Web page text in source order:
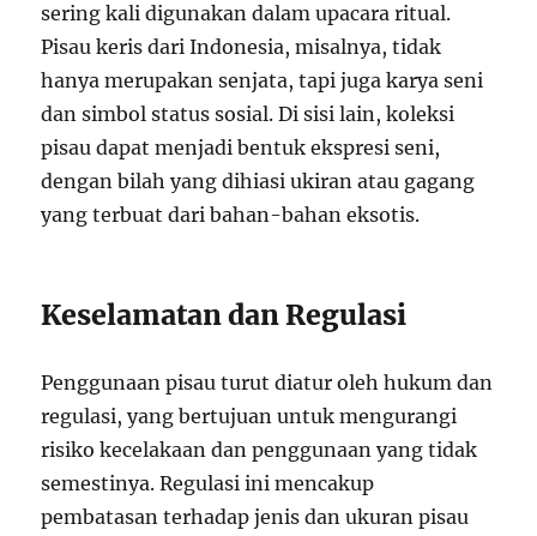
sering kali digunakan dalam upacara ritual.
Pisau keris dari Indonesia, misalnya, tidak
hanya merupakan senjata, tapi juga karya seni
dan simbol status sosial. Di sisi lain, koleksi
pisau dapat menjadi bentuk ekspresi seni,
dengan bilah yang dihiasi ukiran atau gagang
yang terbuat dari bahan-bahan eksotis.
Keselamatan dan Regulasi
Penggunaan pisau turut diatur oleh hukum dan
regulasi, yang bertujuan untuk mengurangi
risiko kecelakaan dan penggunaan yang tidak
semestinya. Regulasi ini mencakup
pembatasan terhadap jenis dan ukuran pisau